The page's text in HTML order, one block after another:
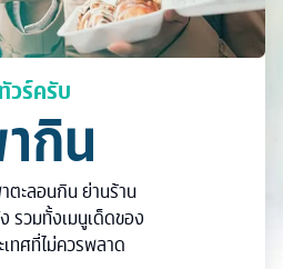
ทัวร์ครับ
กิน
ตะลอนกิน ย่านร้าน
รวมทั้งเมนูเด็ดของ
เทศที่ไม่ควรพลาด